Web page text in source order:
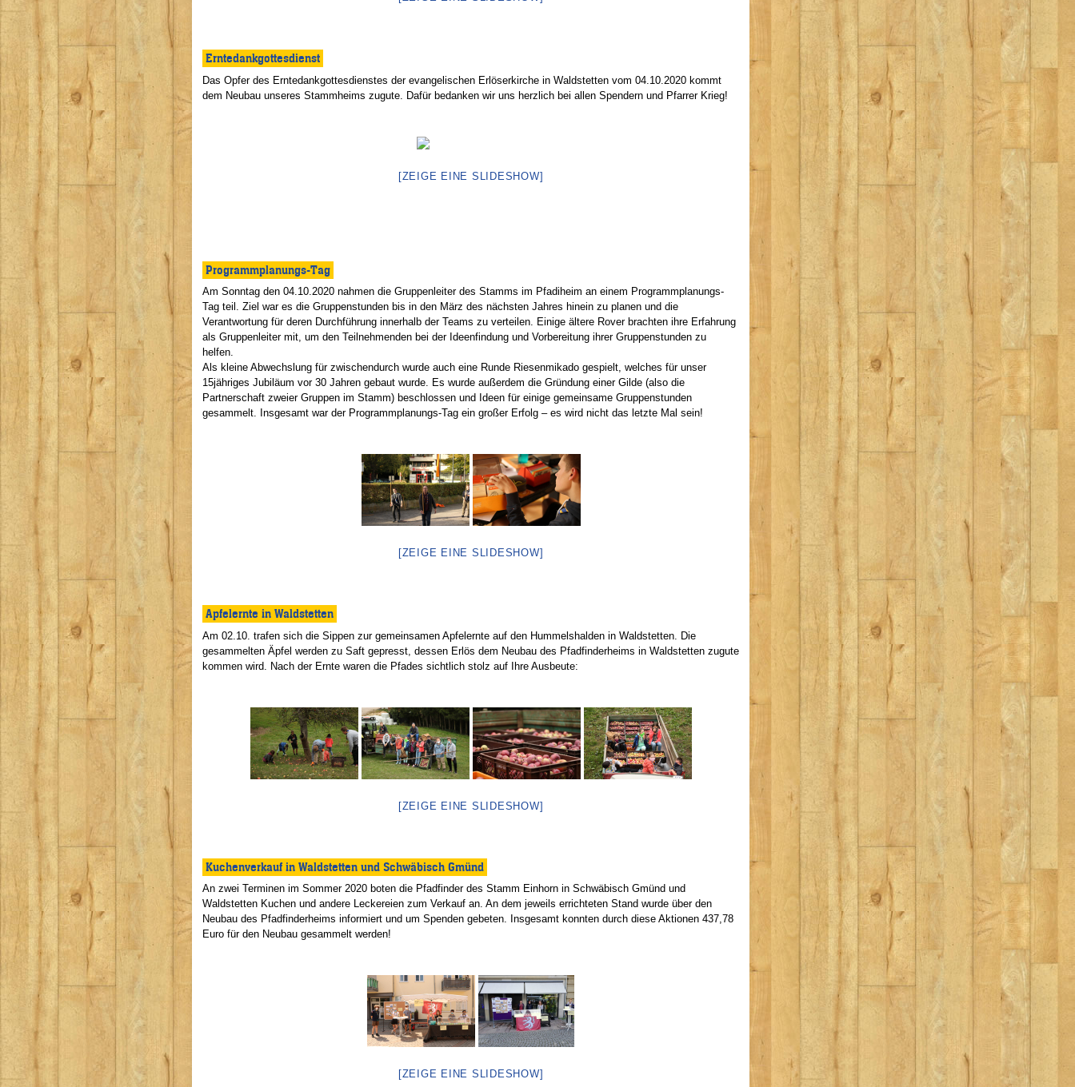
Erntedankgottesdienst
Das Opfer des Erntedankgottesdienstes der evangelischen Erlöserkirche in Waldstetten vom 04.10.2020 kommt
dem Neubau unseres Stammheims zugute. Dafür bedanken wir uns herzlich bei allen Spendern und Pfarrer Krieg!
[ZEIGE EINE SLIDESHOW]
Programmplanungs-Tag
Am Sonntag den 04.10.2020 nahmen die Gruppenleiter des Stamms im Pfadiheim an einem Programmplanungs-
Tag teil. Ziel war es die Gruppenstunden bis in den März des nächsten Jahres hinein zu planen und die
Verantwortung für deren Durchführung innerhalb der Teams zu verteilen. Einige ältere Rover brachten ihre Erfahrung
als Gruppenleiter mit, um den Teilnehmenden bei der Ideenfindung und Vorbereitung ihrer Gruppenstunden zu
helfen.
Als kleine Abwechslung für zwischendurch wurde auch eine Runde Riesenmikado gespielt, welches für unser
15jähriges Jubiläum vor 30 Jahren gebaut wurde. Es wurde außerdem die Gründung einer Gilde (also die
Partnerschaft zweier Gruppen im Stamm) beschlossen und Ideen für einige gemeinsame Gruppenstunden
gesammelt. Insgesamt war der Programmplanungs-Tag ein großer Erfolg – es wird nicht das letzte Mal sein!
[ZEIGE EINE SLIDESHOW]
Apfelernte in Waldstetten
Am 02.10. trafen sich die Sippen zur gemeinsamen Apfelernte auf den Hummelshalden in Waldstetten. Die
gesammelten Äpfel werden zu Saft gepresst, dessen Erlös dem Neubau des Pfadfinderheims in Waldstetten zugute
kommen wird. Nach der Ernte waren die Pfades sichtlich stolz auf Ihre Ausbeute:
[ZEIGE EINE SLIDESHOW]
Kuchenverkauf in Waldstetten und Schwäbisch Gmünd
An zwei Terminen im Sommer 2020 boten die Pfadfinder des Stamm Einhorn in Schwäbisch Gmünd und
Waldstetten Kuchen und andere Leckereien zum Verkauf an. An dem jeweils errichteten Stand wurde über den
Neubau des Pfadfinderheims informiert und um Spenden gebeten. Insgesamt konnten durch diese Aktionen 437,78
Euro für den Neubau gesammelt werden!
[ZEIGE EINE SLIDESHOW]